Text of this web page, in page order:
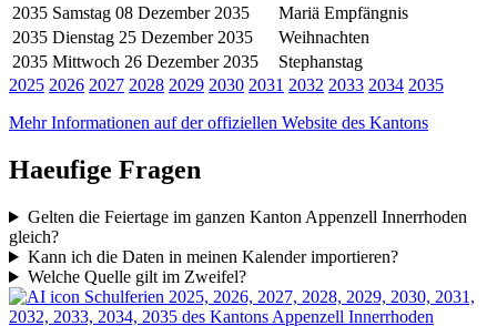
2035 Samstag 08 Dezember 2035
Mariä Empfängnis
2035 Dienstag 25 Dezember 2035
Weihnachten
2035 Mittwoch 26 Dezember 2035
Stephanstag
2025 2026 2027 2028 2029 2030 2031 2032 2033 2034 2035
Mehr Informationen auf der offiziellen Website des Kantons
Haeufige Fragen
Gelten die Feiertage im ganzen Kanton Appenzell Innerrhoden
gleich?
Kann ich die Daten in meinen Kalender importieren?
Welche Quelle gilt im Zweifel?
Schulferien 2025, 2026, 2027, 2028, 2029, 2030, 2031,
2032, 2033, 2034, 2035 des Kantons Appenzell Innerrhoden